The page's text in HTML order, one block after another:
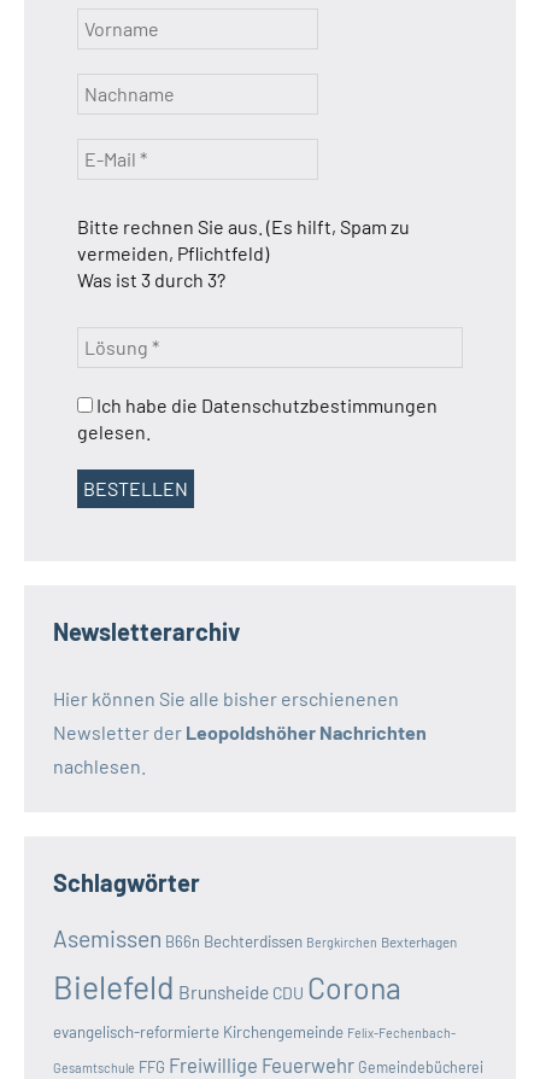
Bitte rechnen Sie aus. (Es hilft, Spam zu
vermeiden, Pflichtfeld)
Was ist 3 durch 3?
Ich habe die Datenschutzbestimmungen
gelesen.
Newsletterarchiv
Hier können Sie alle bisher erschienenen
Newsletter der Leopoldshöher Nachrichten
nachlesen.
Schlagwörter
Asemissen B66n Bechterdissen Bergkirchen Bexterhagen
Bielefeld Brunsheide CDU Corona
evangelisch-reformierte Kirchengemeinde Felix-Fechenbach-
Gesamtschule FFG Freiwillige Feuerwehr Gemeindebücherei